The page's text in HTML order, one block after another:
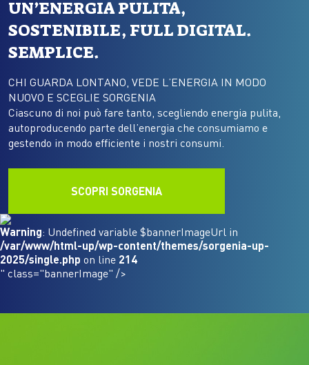
UN’ENERGIA PULITA,
SOSTENIBILE, FULL DIGITAL.
SEMPLICE.
CHI GUARDA LONTANO, VEDE L’ENERGIA IN MODO
NUOVO E SCEGLIE SORGENIA
Ciascuno di noi può fare tanto, scegliendo energia pulita,
autoproducendo parte dell’energia che consumiamo e
gestendo in modo efficiente i nostri consumi.
SCOPRI SORGENIA
Warning: Undefined variable $bannerImageUrl in
/var/www/html-up/wp-content/themes/sorgenia-up-
2025/single.php on line 214
" class="bannerImage" />